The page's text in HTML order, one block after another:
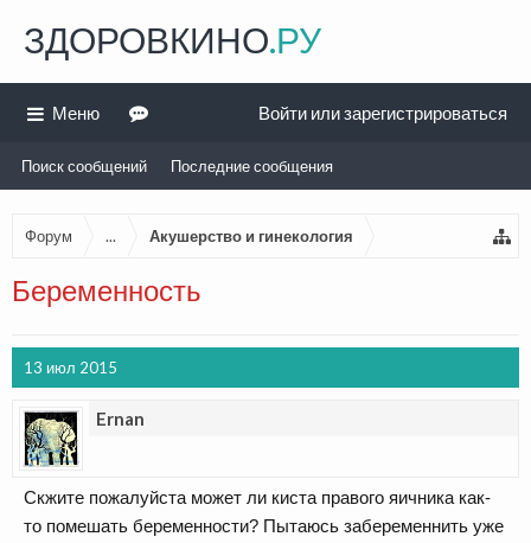
Форум ... Акушерство и гинекология
Беременность
13 июл 2015
Ernan
Скжите пожалуйста может ли киста правого яичника как-
то помешать беременности? Пытаюсь забеременнить уже
ЗДОРОВКИНО.РУ
Меню
Поиск сообщений Последние сообщения
Войти или зарегистрироваться